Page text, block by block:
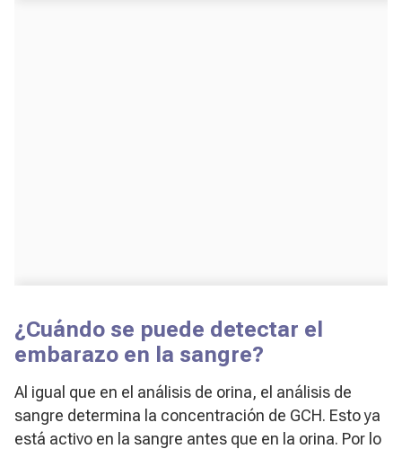
¿Cuándo se puede detectar el
embarazo en la sangre?
Al igual que en el análisis de orina, el análisis de
sangre determina la concentración de GCH. Esto ya
está activo en la sangre antes que en la orina. Por lo